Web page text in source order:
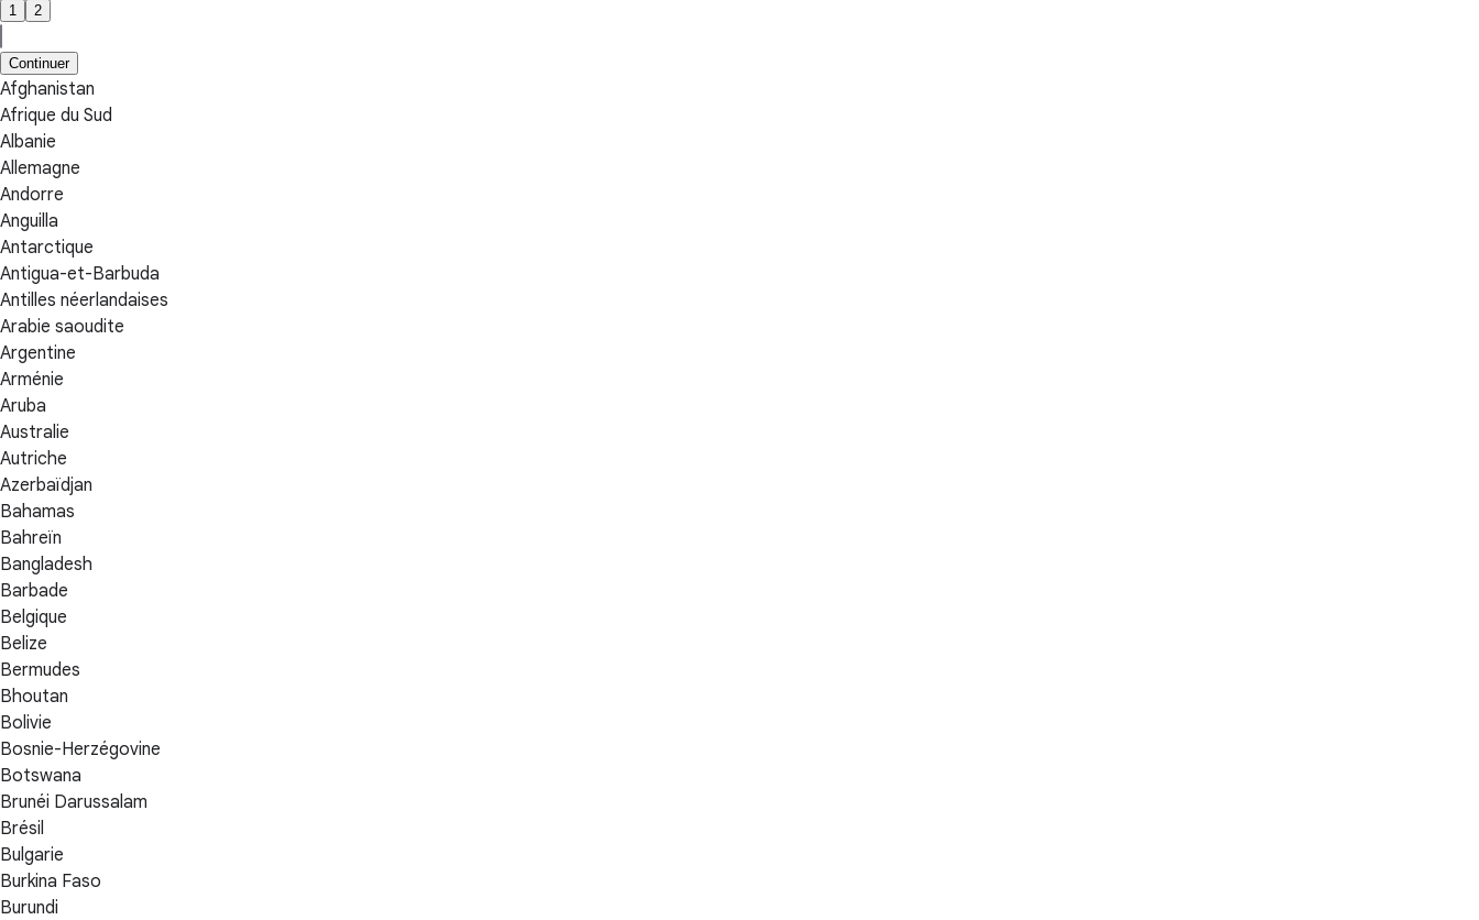
1 2
Continuer
Afghanistan
Afrique du Sud
Albanie
Allemagne
Andorre
Anguilla
Antarctique
Antigua-et-Barbuda
Antilles néerlandaises
Arabie saoudite
Argentine
Arménie
Aruba
Australie
Autriche
Azerbaïdjan
Bahamas
Bahreïn
Bangladesh
Barbade
Belgique
Belize
Bermudes
Bhoutan
Bolivie
Bosnie-Herzégovine
Botswana
Brunéi Darussalam
Brésil
Bulgarie
Burkina Faso
Burundi